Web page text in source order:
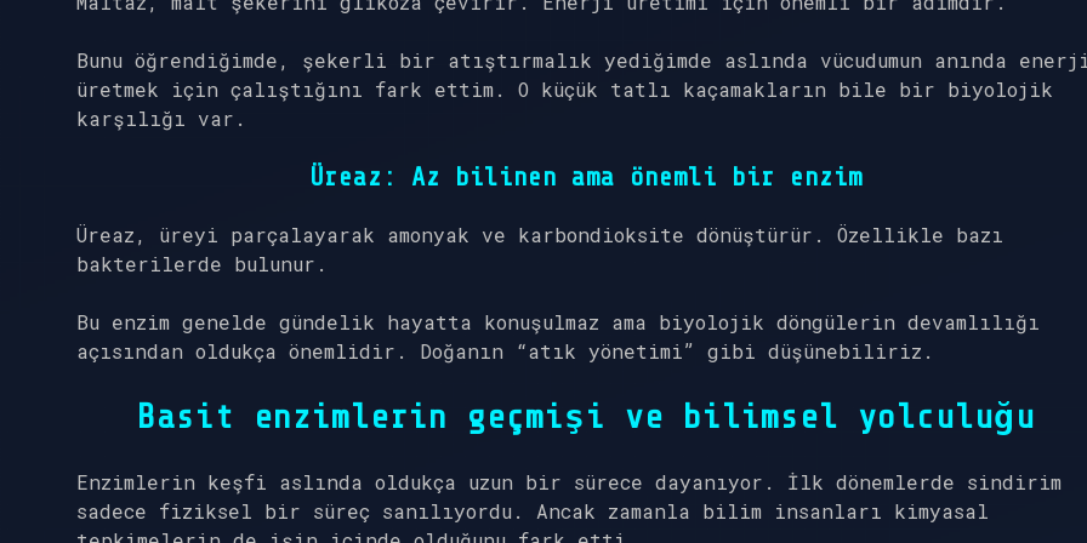
Bunu öğrendiğimde, şekerli bir atıştırmalık yediğimde aslında vücudumun anında
üretmek için çalıştığını fark ettim. O küçük tatlı kaçamakların bile bir biyolojik
karşılığı var.
Üreaz : Az bilinen ama önemli bir enzim
Üreaz, üreyi parçalayarak amonyak ve karbondioksite dönüştürür. Özellikle bazı
bakterilerde bulunur.
Bu enzim genelde gündelik hayatta konuşulmaz ama biyolojik döngülerin devamlılığı
açısından oldukça önemlidir. Doğanın “atık yönetimi” gibi düşünebiliriz.
Basit enzimlerin geçmişi ve bilimsel yolculuğu
Enzimlerin keşfi aslında oldukça uzun bir sürece dayanıyor. İlk dönemlerde sindirim
sadece fiziksel bir süreç sanılıyordu. Ancak zamanla bilim insanları kimyasal